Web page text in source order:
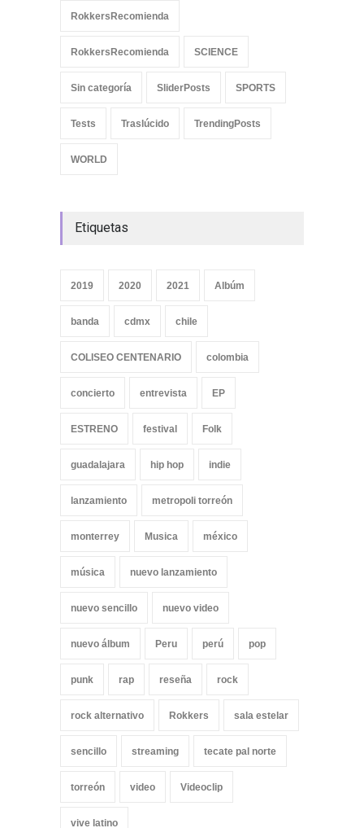
RokkersRecomienda
RokkersRecomienda SCIENCE
Sin categoría SliderPosts SPORTS
Tests Traslúcido TrendingPosts
WORLD
Etiquetas
2019 2020 2021 Albúm
banda cdmx chile
COLISEO CENTENARIO colombia
concierto entrevista EP
ESTRENO festival Folk
guadalajara hip hop indie
lanzamiento metropoli torreón
monterrey Musica méxico
música nuevo lanzamiento
nuevo sencillo nuevo video
nuevo álbum Peru perú pop
punk rap reseña rock
rock alternativo Rokkers sala estelar
sencillo streaming tecate pal norte
torreón video Videoclip
vive latino